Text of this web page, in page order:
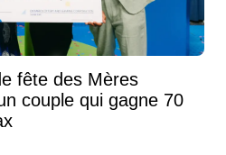
fête des Mères
couple qui gagne 70